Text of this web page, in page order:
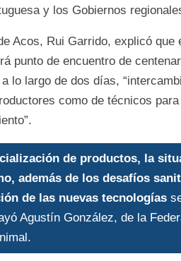
y los Gobiernos
Acos, Rui Garrido, explicó que
punto de encuentro de
lo largo de dos días,
como de técnicos
de productos, la
además de los desafíos
de las nuevas tecnologías
Agustín González, de la